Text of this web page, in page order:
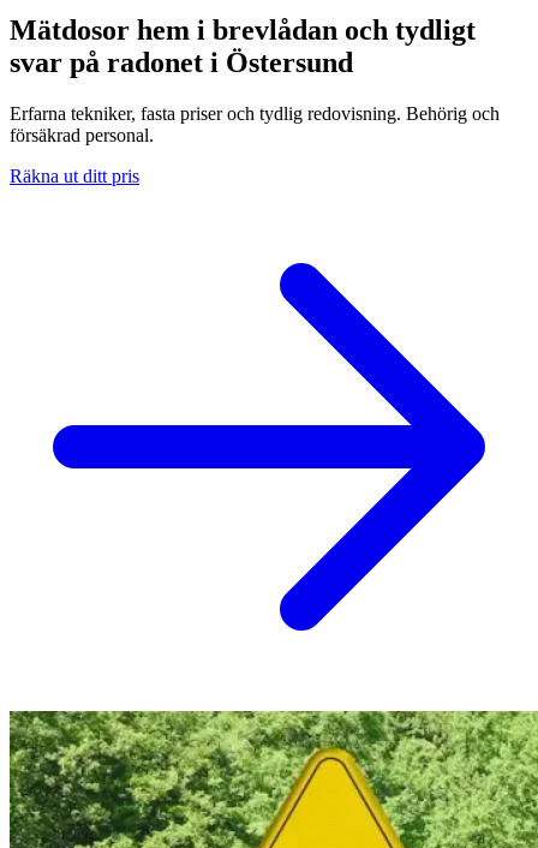
Mätdosor hem i brevlådan och tydligt
svar på radonet i Östersund
Erfarna tekniker, fasta priser och tydlig redovisning. Behörig och
försäkrad personal.
Räkna ut ditt pris